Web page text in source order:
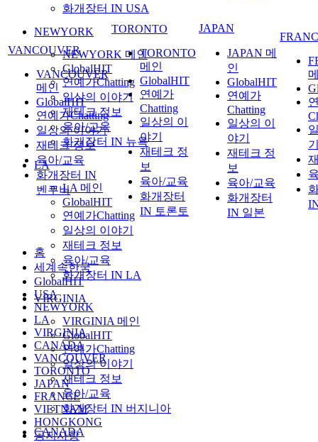
화개장터 IN USA
NEWYORK
NEWYORK 메인
GlobalHIT
연예가Chatting
일상의 이야기
재테크 정보
육아/교육
화개장터 IN 뉴욕
LA
LA 메인
GlobalHIT
연예가Chatting
일상의 이야기
재테크 정보
육아/교육
화개장터 IN LA
VIRGINIA
VIRGINIA 메인
GlobalHIT
연예가Chatting
일상의 이야기
재테크 정보
육아/교육
화개장터 IN 버지니아
CANADA
VANCOUVER
VANCOUVER
메인
GlobalHIT
연예가Chatting
일상의 이야기
재테크 정보
육아/교육
화개장터 IN
벤쿠버
TORONTO
TORONTO
메인
GlobalHIT
연예가
Chatting
일상의 이
야기
재테크 정
보
육아/교육
화개장터
IN 토론토
JAPAN
JAPAN 메
인
GlobalHIT
연예가
Chatting
일상의 이
야기
재테크 정
보
육아/교육
화개장터
IN 일본
홈
세계속한국
GlobalHIT
USA
NEWYORK
LA
VIRGINIA
CANADA
VANCOUVER
TORONTO
JAPAN
FRANCE
VIETNAM
HONGKONG
공지사항